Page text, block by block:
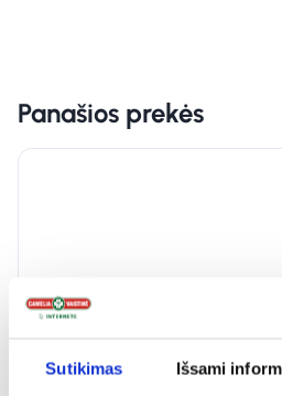
Sutikimas Išsami
Panašios prekės